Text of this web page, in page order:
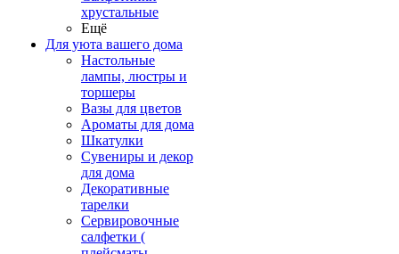
хрустальные
Ещё
Для уюта вашего дома
Настольные
лампы, люстры и
торшеры
Вазы для цветов
Ароматы для дома
Шкатулки
Сувениры и декор
для дома
Декоративные
тарелки
Сервировочные
салфетки (